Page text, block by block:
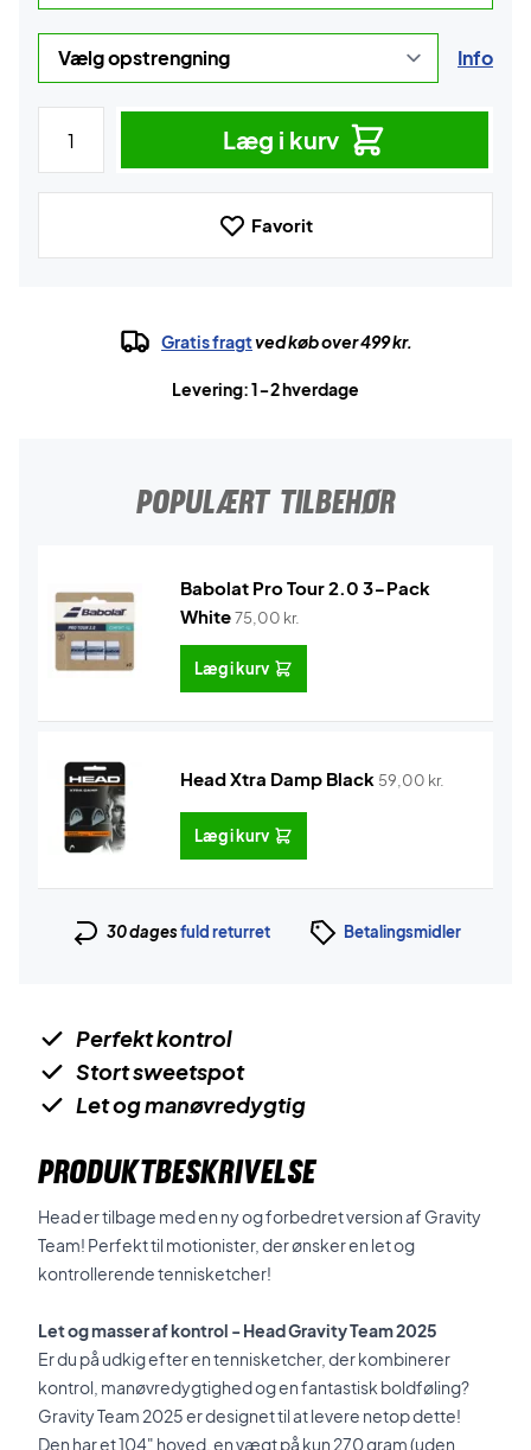
Info
Læg i kurv
Favorit
Gratis fragtved køb over 499 kr.
Levering: 1-2 hverdage
POPULÆRT TILBEHØR
Babolat Pro Tour 2.0 3-Pack
White75,00 kr.
Læg i kurv
Head Xtra Damp Black 59,00 kr.
Læg i kurv
30 dagesfuld returret Betalingsmidler
Perfekt kontrol
Stort sweetspot
Let og manøvredygtig
PRODUKTBESKRIVELSE
Head er tilbage med en ny og forbedret version af Gravity
Team! Perfekt til motionister, der ønsker en let og
kontrollerende tennisketcher!
Let og masser af kontrol - Head Gravity Team 2025
Er du på udkig efter en tennisketcher, der kombinerer
kontrol, manøvredygtighed og en fantastisk boldføling?
Gravity Team 2025 er designet til at levere netop dette!
Den har et 104" hoved, en vægt på kun 270 gram (uden